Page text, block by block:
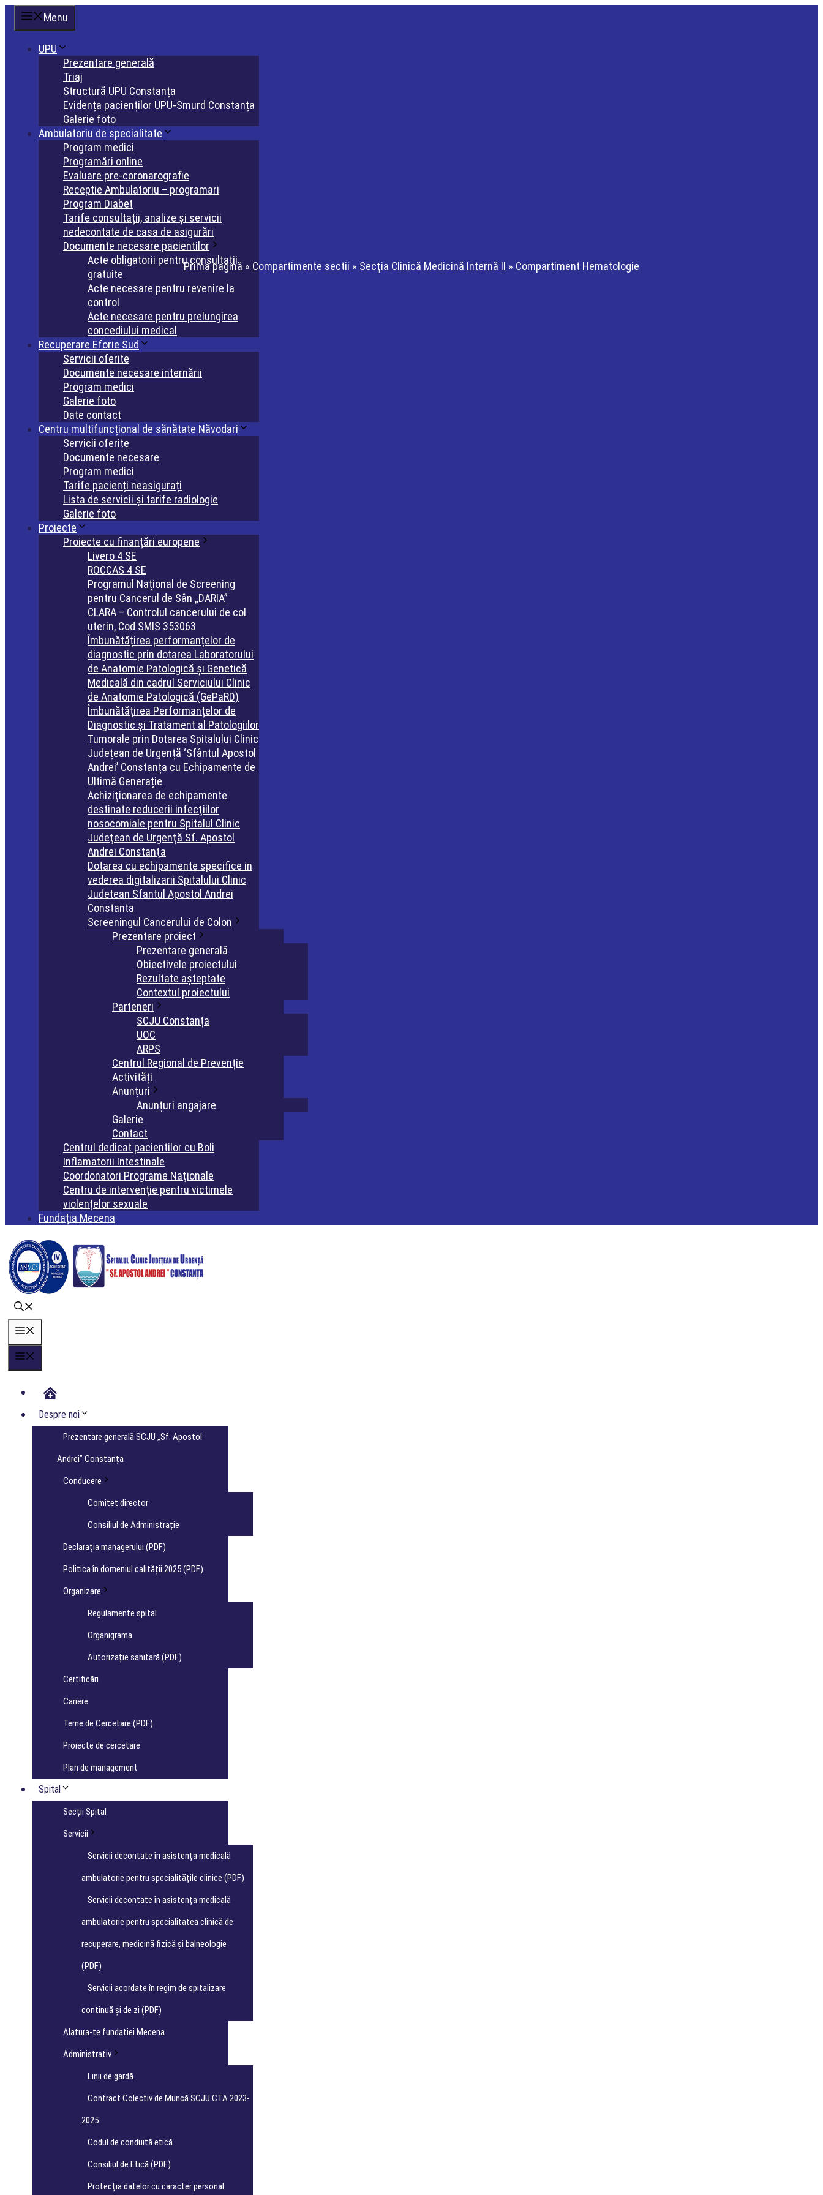
Sari
Menu
UPU
Prezentare generală
Triaj
Structură UPU Constanța
Evidența pacienților UPU-Smurd Constanța
Galerie foto
Ambulatoriu de specialitate
Program medici
Programări online
Evaluare pre-coronarografie
Receptie Ambulatoriu – programari
Program Diabet
Tarife consultații, analize și servicii
nedecontate de casa de asigurări
Documente necesare pacientilor
Acte obligatorii pentru consultații
gratuite
Acte necesare pentru revenire la
control
Acte necesare pentru prelungirea
concediului medical
Recuperare Eforie Sud
Servicii oferite
Documente necesare internării
Program medici
Galerie foto
Date contact
Centru multifuncțional de sănătate Năvodari
Servicii oferite
Documente necesare
Program medici
Tarife pacienți neasigurați
Lista de servicii și tarife radiologie
Galerie foto
Proiecte
Proiecte cu finanțări europene
Livero 4 SE
ROCCAS 4 SE
Programul Național de Screening
pentru Cancerul de Sân „DARIA”
CLARA – Controlul cancerului de col
uterin, Cod SMIS 353063
Îmbunătățirea performanțelor de
diagnostic prin dotarea Laboratorului
de Anatomie Patologică și Genetică
Medicală din cadrul Serviciului Clinic
de Anatomie Patologică (GePaRD)
Îmbunătățirea Performanțelor de
Diagnostic și Tratament al Patologiilor
Tumorale prin Dotarea Spitalului Clinic
Județean de Urgență ‘Sfântul Apostol
Andrei’ Constanța cu Echipamente de
Ultimă Generație
Achiziţionarea de echipamente
destinate reducerii infecţiilor
nosocomiale pentru Spitalul Clinic
Judeţean de Urgenţă Sf. Apostol
Andrei Constanţa
Dotarea cu echipamente specifice in
vederea digitalizarii Spitalului Clinic
Judetean Sfantul Apostol Andrei
Constanta
Screeningul Cancerului de Colon
Prezentare proiect
Prezentare generală
Obiectivele proiectului
Rezultate așteptate
Contextul proiectului
Parteneri
SCJU Constanța
UOC
ARPS
Centrul Regional de Prevenție
Activități
Anunțuri
Anunțuri angajare
Galerie
Contact
Centrul dedicat pacientilor cu Boli
Inflamatorii Intestinale
Coordonatori Programe Naţionale
Centru de intervenție pentru victimele
violențelor sexuale
Fundația Mecena
Acasa
Despre noi
Prezentare generală SCJU „Sf. Apostol
Andrei” Constanța
Conducere
Comitet director
Consiliul de Administrație
Declarația managerului (PDF)
Politica în domeniul calității 2025 (PDF)
Organizare
Regulamente spital
Organigrama
Autorizație sanitară (PDF)
Certificări
Cariere
Teme de Cercetare (PDF)
Proiecte de cercetare
Plan de management
Spital
Secții Spital
Servicii
Servicii decontate în asistența medicală
ambulatorie pentru specialitățile clinice (PDF)
Servicii decontate în asistența medicală
ambulatorie pentru specialitatea clinică de
recuperare, medicină fizică și balneologie
(PDF)
Servicii acordate în regim de spitalizare
continuă și de zi (PDF)
Alatura-te fundatiei Mecena
Administrativ
Linii de gardă
Contract Colectiv de Muncă SCJU CTA 2023-
2025
Codul de conduită etică
Consiliul de Etică (PDF)
Protecția datelor cu caracter personal
Prima pagină » Compartimente sectii » Secţia Clinică Medicină Internă II » Compartiment Hematologie